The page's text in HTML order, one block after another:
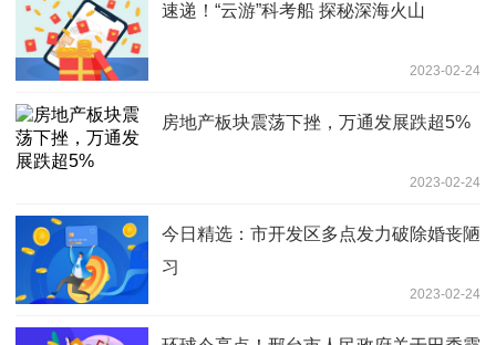
速递！“云游”科考船 探秘深海火山
2023-02-24
房地产板块震荡下挫，万通发展跌超5%
2023-02-24
今日精选：市开发区多点发力破除婚丧陋
习
2023-02-24